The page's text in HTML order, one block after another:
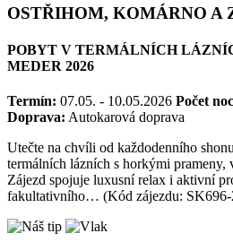
RELAXACE V
POBYT V TERMÁLNÍCH
Termín:07.05. - 10.05.2026Počet
Utečte na chvíli od každodenního
termálních lázních s horkými prameny,
Zájezd spojuje luxusní relax i aktivní